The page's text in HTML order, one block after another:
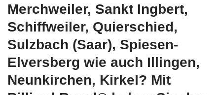
Merchweiler, Sankt Ingbert,
Schiffweiler, Quierschied,
Sulzbach (Saar), Spiesen-
Elversberg wie auch Illingen,
Neunkirchen, Kirkel? Mit